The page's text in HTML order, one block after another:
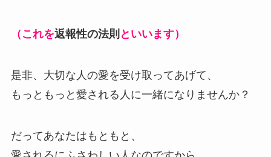
（これを返報性の法則 といいます）
是非、大切な人の愛を受け取ってあげて、
もっともっと愛される人に一緒になりませんか？
だってあなたはもともと、